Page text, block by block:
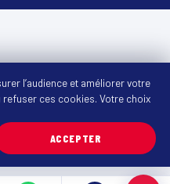
l’audience et améliorer votre
refuser ces cookies. Votre choix
ACCEPTER